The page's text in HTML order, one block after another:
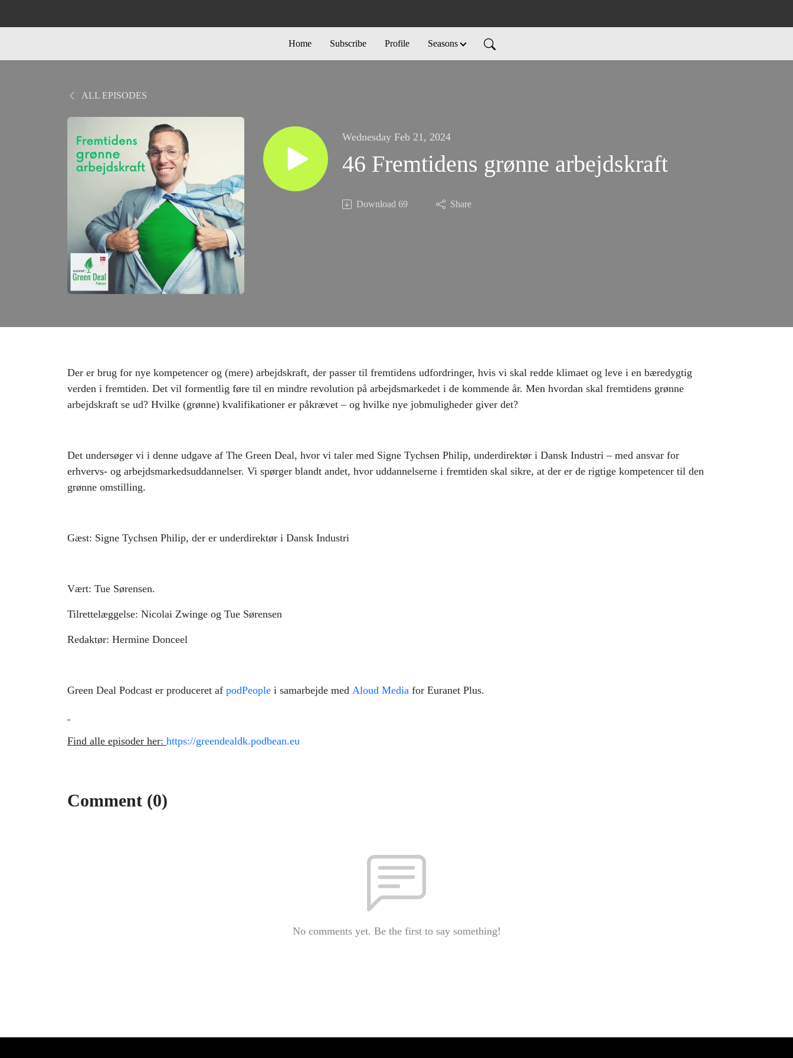
Home Subscribe Profile Seasons
ALL EPISODES
Wednesday Feb 21, 2024
46 Fremtidens grønne arbejdskraft
Download 69 Share
Der er brug for nye kompetencer og (mere) arbejdskraft, der passer til fremtidens udfordringer, hvis vi skal redde klimaet og leve i en bæredygtig
verden i fremtiden. Det vil formentlig føre til en mindre revolution på arbejdsmarkedet i de kommende år. Men hvordan skal fremtidens grønne
arbejdskraft se ud? Hvilke (grønne) kvalifikationer er påkrævet – og hvilke nye jobmuligheder giver det?
Det undersøger vi i denne udgave af The Green Deal, hvor vi taler med Signe Tychsen Philip, underdirektør i Dansk Industri – med ansvar for
erhvervs- og arbejdsmarkedsuddannelser. Vi spørger blandt andet, hvor uddannelserne i fremtiden skal sikre, at der er de rigtige kompetencer til den
grønne omstilling.
Gæst: Signe Tychsen Philip, der er underdirektør i Dansk Industri
Vært: Tue Sørensen.
Tilrettelæggelse: Nicolai Zwinge og Tue Sørensen
Redaktør: Hermine Donceel
Green Deal Podcast er produceret af podPeople i samarbejde med Aloud Media for Euranet Plus.
Find alle episoder her: https://greendealdk.podbean.eu
Comment (0)
No comments yet. Be the first to say something!